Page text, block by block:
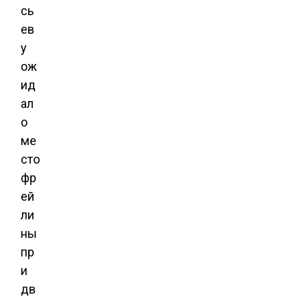
сь
ев
у
ож
ид
ал
о
ме
сто
фр
ей
ли
ны
пр
и
дв